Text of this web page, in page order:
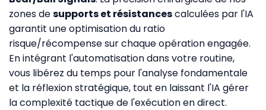
zones desupports et résistancescalculées par l'IA
garantit une optimisation du ratio
risque/récompense sur chaque opération engagée.
En intégrant l'automatisation dans votre routine,
vous libérez du temps pour l'analyse fondamentale
et la réflexion stratégique, tout en laissant l'IA gérer
la complexité tactique de l'exécution en direct.